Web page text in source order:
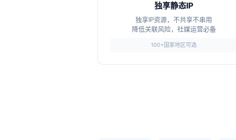
独享静态IP
独享IP资源，不共享不串用
降低关联风险，社媒运营必备
100+国家地区可选